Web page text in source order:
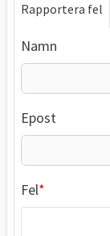
Rapportera fel
Namn
Epost
Fel